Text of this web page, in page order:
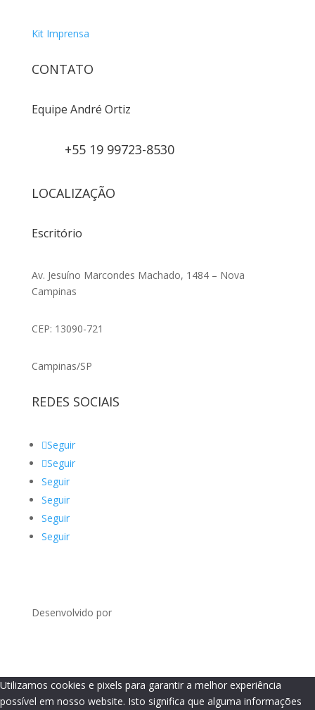
Kit Imprensa
CONTATO
Equipe André Ortiz
+55 19 99723-8530
LOCALIZAÇÃO
Escritório
Av. Jesuíno Marcondes Machado, 1484 – Nova
Campinas
CEP: 13090-721
Campinas/SP
REDES SOCIAIS
Seguir
Seguir
Seguir
Seguir
Seguir
Seguir
Desenvolvido por
Utilizamos cookies e pixels para garantir a melhor experiência
possível em nosso website. Isto significa que alguma informações